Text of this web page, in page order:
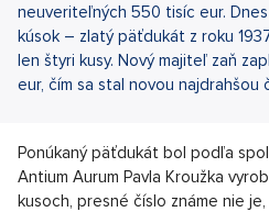
neuveriteľných 550 tisíc eur.
kúsok – zlatý päťdukát z roku
len štyri kusy. Nový majiteľ zaň
eur, čím sa stal novou najdrahšou
Ponúkaný päťdukát bol podľa
Antium Aurum Pavla Kroužka
kusoch, presné číslo známe nie